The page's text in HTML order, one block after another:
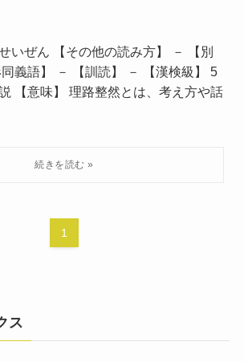
いぜん 【その他の読み方】 － 【別
義語】 － 【訓読】 － 【漢検級】 5
【意味】 理路整然とは、考え方や話
1
ス